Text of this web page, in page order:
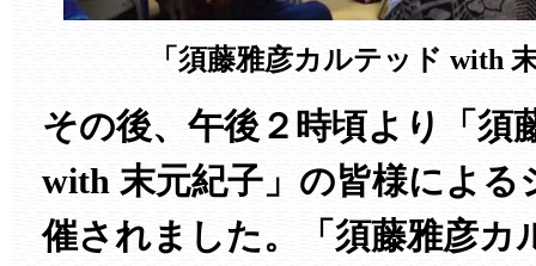
「須藤雅彦カルテッド with
その後、午後２時頃より「須
with 末元紀子」の皆様による
催されました。「須藤雅彦カ